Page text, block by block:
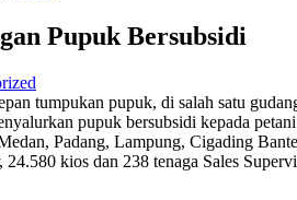
Pupuk Bersubsidi